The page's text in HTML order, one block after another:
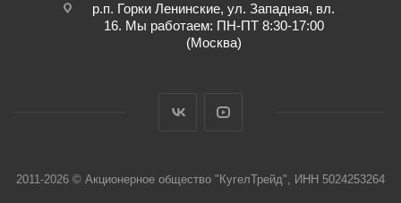
р.п. Горки Ленинские, ул. Западная, вл.
16. Мы работаем: ПН-ПТ 8:30-17:00
(Москва)
2011-2026 © Акционерное общество "КугелТрейд", ИНН 5024253264